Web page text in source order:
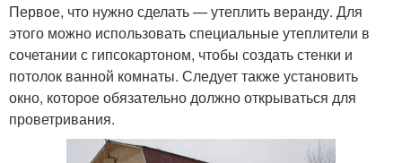
Первое, что нужно сделать — утеплить веранду. Для
этого можно использовать специальные утеплители в
сочетании с гипсокартоном, чтобы создать стенки и
потолок ванной комнаты. Следует также установить
окно, которое обязательно должно открываться для
проветривания.